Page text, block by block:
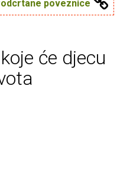
poveznice
će djecu